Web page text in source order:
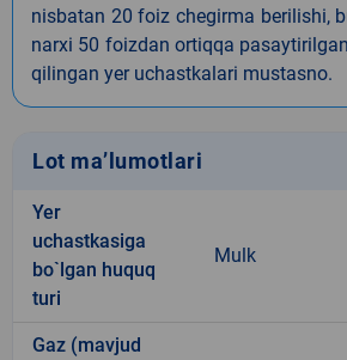
nisbatan 20 foiz chegirma berilishi,
narxi 50 foizdan ortiqqa
qilingan yer uchastkalari mustasno.
Lot ma’lumotlari
Yer
uchastkasiga
bo`lgan huquq
turi
Mulk
Gaz (mavjud